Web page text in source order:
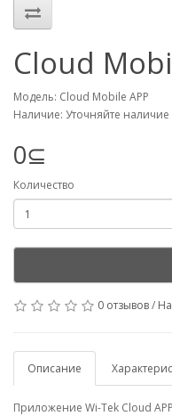
Cloud
Модель: Cloud Mobile APP
Наличие: Уточняйте наличие
0⊆
Количество
0 отзывов/
Описание
Приложение Wi-Tek Cloud